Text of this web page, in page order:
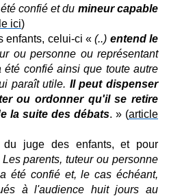
confié et du mineur capable
ici)
enfants, celui-ci «(..) entend le
ou personne ou représentant
confié ainsi que toute autre
paraît utile. Il peut dispenser
ou ordonner qu'il se retire
la suite des débats. » (article
juge des enfants, et pour
Les parents, tuteur ou personne
été confié et, le cas échéant,
à l'audience huit jours au